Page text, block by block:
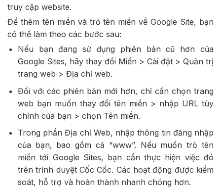
truy cập website.
Để thêm tên miền và trỏ tên miền về Google Site, bạn
có thể làm theo các bước sau:
Nếu bạn đang sử dụng phiên bản cũ hơn của
Google Sites, hãy thay đổi Miền > Cài đặt > Quản trị
trang web > Địa chỉ web.
Đối với các phiên bản mới hơn, chỉ cần chọn trang
web bạn muốn thay đổi tên miền > nhập URL tùy
chỉnh của bạn > chọn Tên miền.
Trong phần Địa chỉ Web, nhập thông tin đăng nhập
của bạn, bao gồm cả “www”. Nếu muốn trỏ tên
miền tới Google Sites, bạn cần thực hiện việc đó
trên trình duyệt Cốc Cốc. Các hoạt động được kiểm
soát, hỗ trợ và hoàn thành nhanh chóng hơn.